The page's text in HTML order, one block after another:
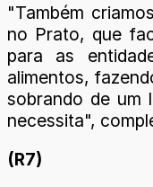
"Também
no Prato, que
para as
alimentos,
sobrando de um
necessita",
(R7)